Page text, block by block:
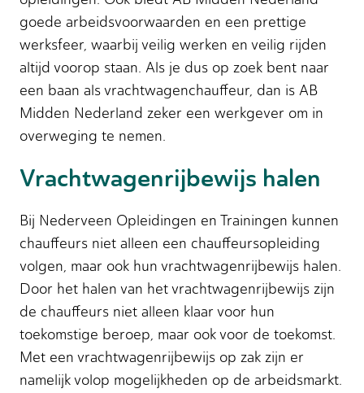
goede arbeidsvoorwaarden en een prettige
werksfeer, waarbij veilig werken en veilig rijden
altijd voorop staan. Als je dus op zoek bent naar
een baan als vrachtwagenchauffeur, dan is AB
Midden Nederland zeker een werkgever om in
overweging te nemen.
Vrachtwagenrijbewijs halen
Bij Nederveen Opleidingen en Trainingen kunnen
chauffeurs niet alleen een chauffeursopleiding
volgen, maar ook hun vrachtwagenrijbewijs halen.
Door het halen van het vrachtwagenrijbewijs zijn
de chauffeurs niet alleen klaar voor hun
toekomstige beroep, maar ook voor de toekomst.
Met een vrachtwagenrijbewijs op zak zijn er
namelijk volop mogelijkheden op de arbeidsmarkt.